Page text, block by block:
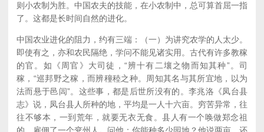
则小农制为胜。中国农夫的技能，在小农制中，总可算首屈一指
了。这都是长时间自然的进化。
中国农业进化的阻力，约有三端：（一）为讲究农学的人太少。
即使有之，亦和农民隔绝，学问不能见诸实用。古代有许多教稼
的官。如《周官》大司徒，“辨十有二壤之物而知其种”。司
稼，“巡邦野之稼，而辨穜稑之种。周知其名与其所宜地，以为
法而悬于邑闾”。这些事，都是后世所没有的。李兆洛《凤台县
志》说，凤台县人所种的地，平均是一人十六亩。穷苦异常，往
往不够本，一到荒年，就要无衣无食。县人有一个唤做郑念祖